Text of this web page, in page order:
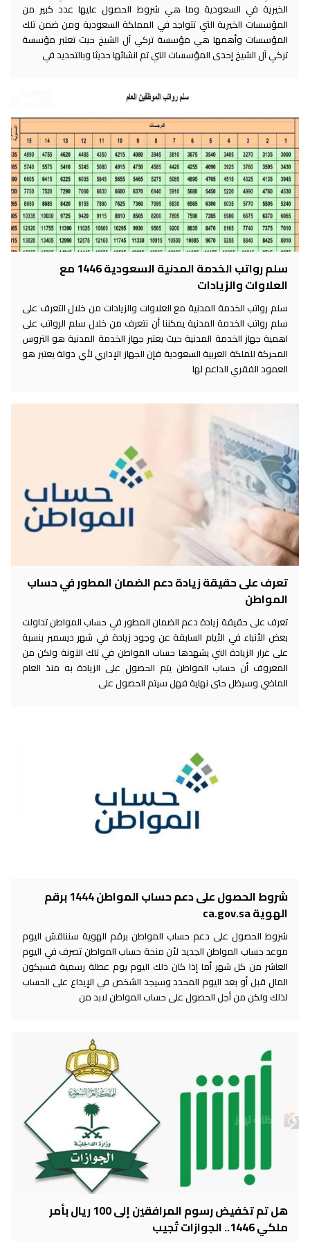
الخيرية في السعودية وما هي شروط الحصول عليها عدد كبير من
المؤسسات الخيرية التي تتواجد في المملكة السعودية ومن ضمن تلك
المؤسسات وأهمها هي مؤسسة تركي آل الشيخ حيث تعتبر مؤسسة
تركي آل الشيخ إحدى المؤسسات التي تم انشائها حديثا وبالتحديد في
سلم رواتب الخدمة المدنية السعودية 1446 مع
العلاوات والزيادات
سلم رواتب الخدمة المدنية مع العلاوات والزيادات من خلال التعرف على
سلم رواتب الخدمة المدنية يمكننا أن نتعرف من خلال سلم الرواتب على
اهمية جهاز الخدمة المدنية حيث يعتبر جهاز الخدمة المدنية هو التروس
المحركة للملكة العربية السعودية فإن الجهاز الإداري لأي دولة يعتبر هو
العمود الفقري الداعم لها
تعرف على حقيقة زيادة دعم الضمان المطور في حساب
المواطن
تعرف على حقيقة زيادة دعم الضمان المطور في حساب المواطن تداولت
بعض الأنباء في الأيام السابقة عن وجود زيادة في شهر ديسمبر بنسبة
على غرار الزيادة التي يشهدها حساب المواطن في تلك الآونة ولكن من
المعروف أن حساب المواطن يتم الحصول على الزيادة به منذ العام
الماضي وسيظل حتى نهاية فهل سيتم الحصول على
شروط الحصول على دعم حساب المواطن 1444 برقم
الهوية ca.gov.sa
شروط الحصول على دعم حساب المواطن برقم الهوية سنناقش اليوم
موعد حساب المواطن الجديد لأن منحة حساب المواطن تصرف في اليوم
العاشر من كل شهر أما إذا كان ذلك اليوم يوم عطلة رسمية فسيكون
المال قبل أو بعد اليوم المحدد وسيجد الشخص في الإيداع على الحساب
لذلك ولكن من أجل الحصول على حساب المواطن لابد من
هل تم تخفيض رسوم المرافقين إلى 100 ريال بأمر
ملكي 1446.. الجوازات تُجيب